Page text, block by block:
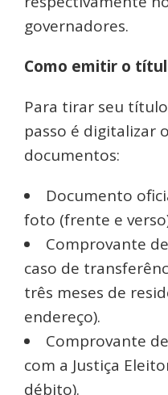
governadores.
Como emitir o
Para tirar seu
passo é digitalizar
documentos:
Documento
foto (frente e
Comprovante
caso de
três meses de
endereço).
Comprovante
com a Justiça
débito).